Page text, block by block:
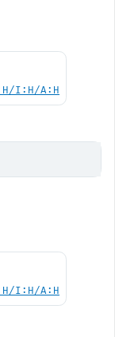
I:H/A:H
I:H/A:H